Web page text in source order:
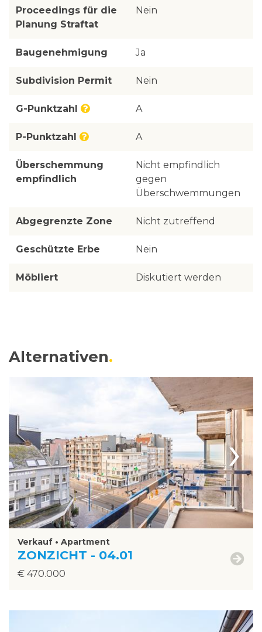
Proceedings für die
Planung Straftat
Nein
Baugenehmigung Ja
Subdivision Permit Nein
G-Punktzahl A
P-Punktzahl A
Überschemmung
empfindlich
Nicht empfindlich
gegen
Überschwemmungen
Abgegrenzte Zone Nicht zutreffend
Geschützte Erbe Nein
Möbliert Diskutiert werden
Alternativen
›
Verkauf • Apartment
ZONZICHT - 04.01
€ 470.000